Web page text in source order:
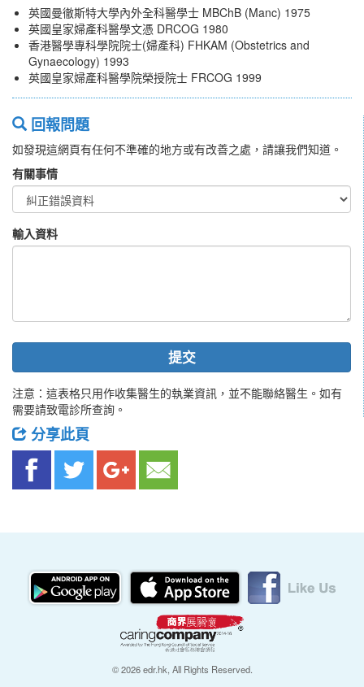
英國曼徹斯特大學內外全科醫學士 MBChB (Manc) 1975
英國皇家婦產科醫學文憑 DRCOG 1980
香港醫學專科學院院士(婦產科) FHKAM (Obstetrics and
Gynaecology) 1993
英國皇家婦產科醫學院榮授院士 FRCOG 1999
回報問題
如發現這網頁有任何不準確的地方或有改善之處，請讓我們知道。
有關事情
輸入資料
提交
注意：這表格只用作收集醫生的執業資訊，並不能聯絡醫生。如有
需要請致電診所查詢。
分享此頁
© 2026 edr.hk, All Rights Reserved.